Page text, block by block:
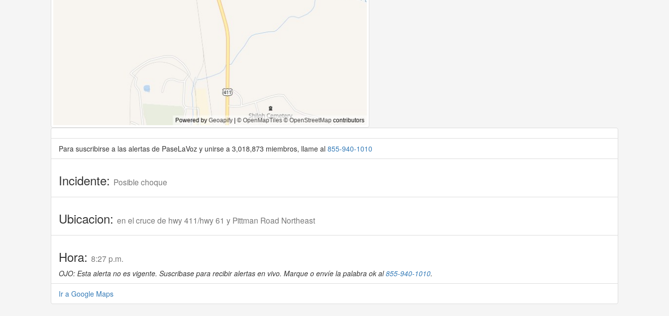
Para suscribirse a las alertas de PaseLaVoz y unirse a 3,018,873 miembros, llame al 855-940-1010
Incidente: Posible choque
Ubicacion: en el cruce de hwy 411/hwy 61 y Pittman Road Northeast
Hora: 8:27 p.m.
OJO: Esta alerta no es vigente. Suscribase para recibir alertas en vivo. Marque o envíe la palabra ok al855-940-1010.
Ir a Google Maps